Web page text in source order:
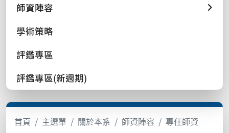
師資陣容
學術策略
評鑑專區
評鑑專區(新週期)
首頁 主選單 關於本系 師資陣容 專任師資